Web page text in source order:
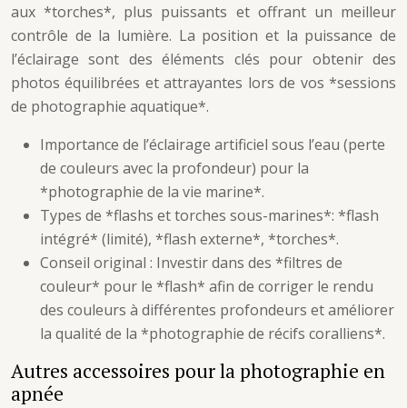
aux *torches*, plus puissants et offrant un meilleur
contrôle de la lumière. La position et la puissance de
l’éclairage sont des éléments clés pour obtenir des
photos équilibrées et attrayantes lors de vos *sessions
de photographie aquatique*.
Importance de l’éclairage artificiel sous l’eau (perte
de couleurs avec la profondeur) pour la
*photographie de la vie marine*.
Types de *flashs et torches sous-marines*: *flash
intégré* (limité), *flash externe*, *torches*.
Conseil original : Investir dans des *filtres de
couleur* pour le *flash* afin de corriger le rendu
des couleurs à différentes profondeurs et améliorer
la qualité de la *photographie de récifs coralliens*.
Autres accessoires pour la photographie en
apnée